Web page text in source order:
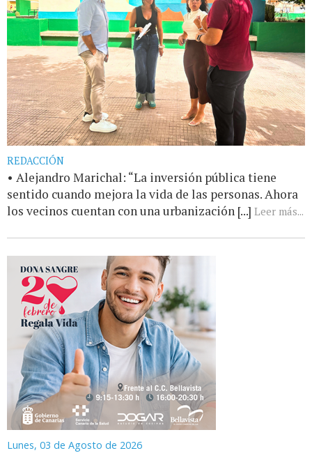
REDACCIÓN
• Alejandro Marichal: “La inversión pública tiene
sentido cuando mejora la vida de las personas. Ahora
los vecinos cuentan con una urbanización [...] Leer más...
Lunes, 03 de Agosto de 2026